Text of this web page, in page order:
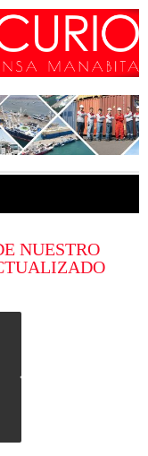
NUESTRO